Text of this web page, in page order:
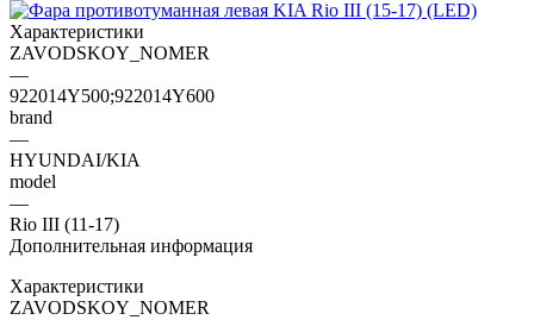
Характеристики
ZAVODSKOY_NOMER
—
922014Y500;922014Y600
brand
—
HYUNDAI/KIA
model
—
Rio III (11-17)
Дополнительная информация
Характеристики
ZAVODSKOY_NOMER